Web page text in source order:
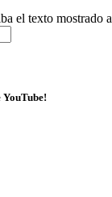
el texto mostrado
YouTube!